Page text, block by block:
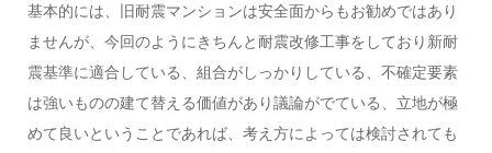
基本的には、旧耐震マンションは安全面からもお勧めではあり
ませんが、今回のようにきちんと耐震改修工事をしており新耐
震基準に適合している、組合がしっかりしている、不確定要素
は強いものの建て替える価値があり議論がでている、立地が極
めて良いということであれば、考え方によっては検討されても